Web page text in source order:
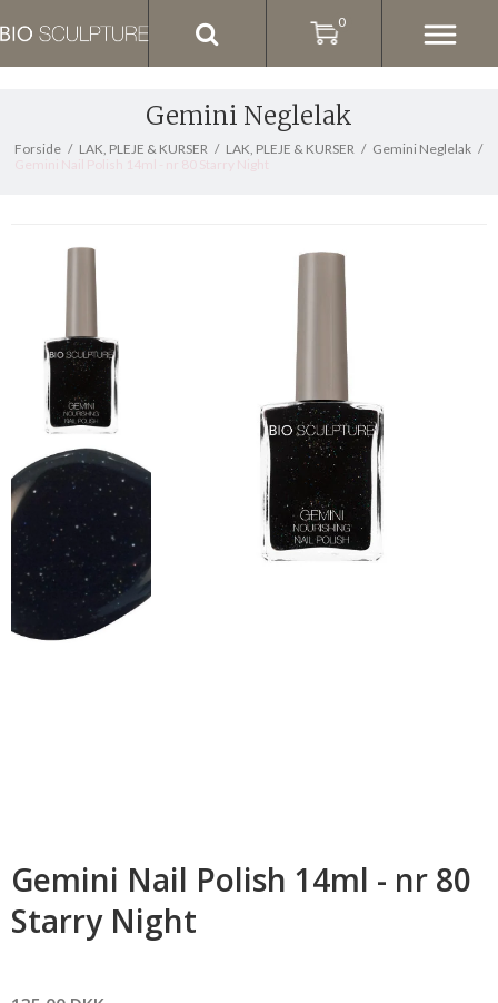
Gemini Neglelak
Forside / LAK, PLEJE & KURSER / LAK, PLEJE & KURSER / Gemini Neglelak /
Gemini Nail Polish 14ml - nr 80 Starry Night
Gemini Nail Polish 14ml - nr 80
Starry Night
0